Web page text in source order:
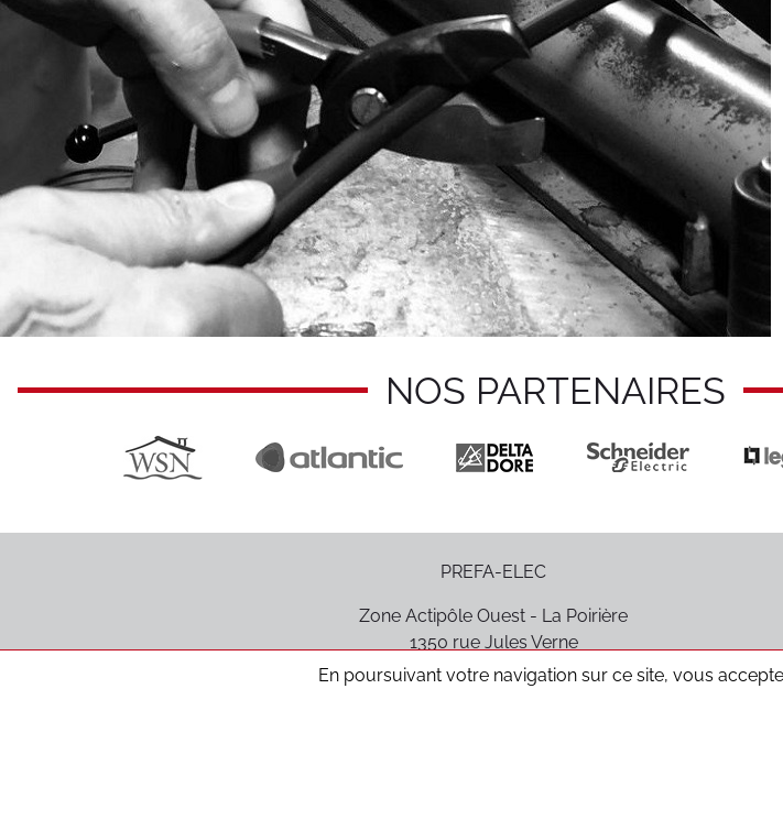
NOS PARTENAIRES
PREFA-ELEC
Zone Actipôle Ouest - La Poirière
1350 rue Jules Verne
85170 Le Poiré-sur-Vie
En poursuivant votre navigation sur ce site, vous